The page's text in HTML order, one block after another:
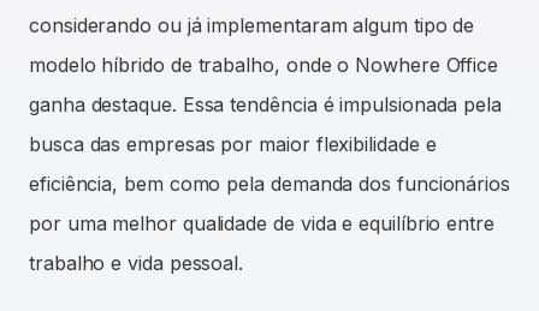
considerando ou já implementaram algum tipo de
modelo híbrido de trabalho, onde o Nowhere Office
ganha destaque. Essa tendência é impulsionada pela
busca das empresas por maior flexibilidade e
eficiência, bem como pela demanda dos funcionários
por uma melhor qualidade de vida e equilíbrio entre
trabalho e vida pessoal.